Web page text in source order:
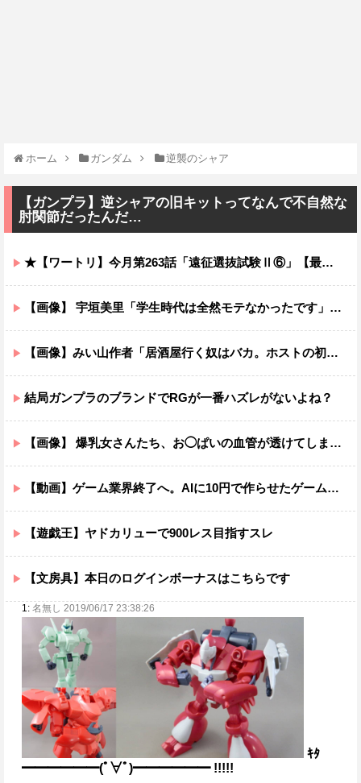
ホーム ガンダム 逆襲のシャア
【ガンプラ】逆シャアの旧キットってなんで不自然な
肘関節だったんだ…
★【ワートリ】今月第263話「遠征選抜試験Ⅱ⑥」【最新話コメント用】
【画像】 宇垣美里「学生時代は全然モテなかったです」←これほんまかぁ？w w w w w w w w
【画像】みい山作者「居酒屋行く奴はバカ。ホストの初回なら居酒屋より安く飲めてイケメンにチヤホヤされる」
結局ガンプラのブランドでRGが一番ハズレがないよね？
【画像】 爆乳女さんたち、お◯ぱいの血管が透けてしまうｗｗｗwｗｗｗｗｗｗｗｗ❤
【動画】ゲーム業界終了へ。AIに10円で作らせたゲームがこちら。どう思う？
【遊戯王】ヤドカリューで900レス目指すスレ
【文房具】本日のログインボーナスはこちらです
1: 名無し 2019/06/17 23:38:26
ｷﾀ
━━━━━━(ﾟ∀ﾟ)━━━━━━ !!!!!